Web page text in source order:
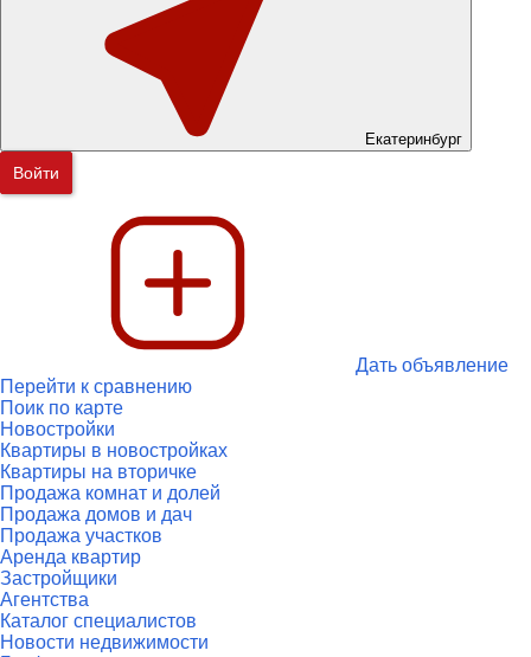
Екатеринбург
Войти
Дать объявление
Перейти к сравнению
Поик по карте
Новостройки
Квартиры в новостройках
Квартиры на вторичке
Продажа комнат и долей
Продажа домов и дач
Продажа участков
Аренда квартир
Застройщики
Агентства
Каталог специалистов
Новости недвижимости